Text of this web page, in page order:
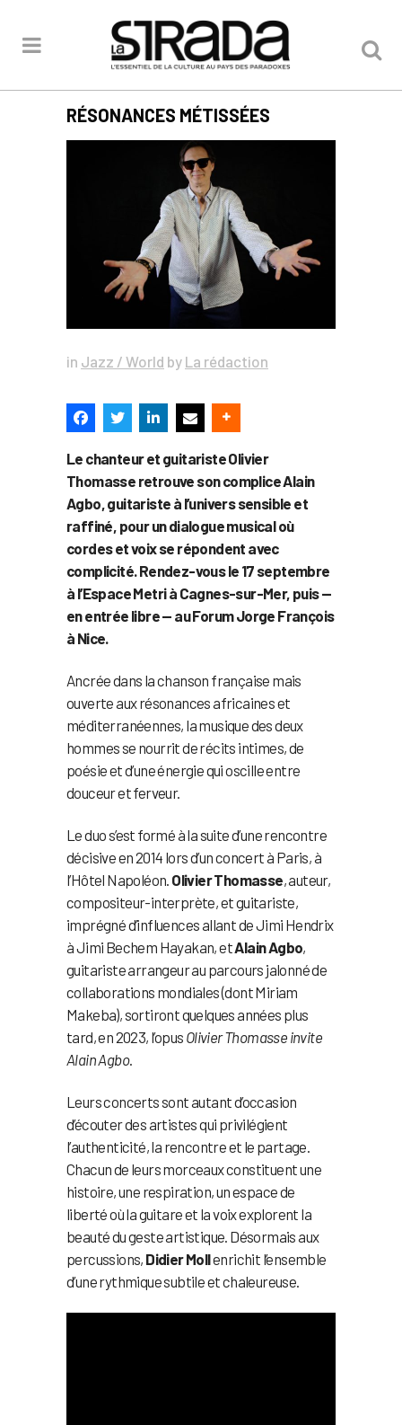
RÉSONANCES MÉTISSÉES
in Jazz / World by La rédaction
Le chanteur et guitariste Olivier
Thomasse retrouve son complice Alain
Agbo, guitariste à l’univers sensible et
raffiné, pour un dialogue musical où
cordes et voix se répondent avec
complicité. Rendez-vous le 17 septembre
à l’Espace Metri à Cagnes-sur-Mer, puis —
en entrée libre — au Forum Jorge François
à Nice.
Ancrée dans la chanson française mais
ouverte aux résonances africaines et
méditerranéennes, la musique des deux
hommes se nourrit de récits intimes, de
poésie et d’une énergie qui oscille entre
douceur et ferveur.
Le duo s’est formé à la suite d’une rencontre
décisive en 2014 lors d’un concert à Paris, à
l’Hôtel Napoléon. Olivier Thomasse, auteur,
compositeur-interprète, et guitariste,
imprégné d’influences allant de Jimi Hendrix
à Jimi Bechem Hayakan, etAlain Agbo,
guitariste arrangeur au parcours jalonné de
collaborations mondiales (dont Miriam
Makeba), sortiront quelques années plus
tard, en 2023, l’opus Olivier Thomasse invite
Alain Agbo.
Leurs concerts sont autant d’occasion
d’écouter des artistes qui privilégient
l’authenticité, la rencontre et le partage.
Chacun de leurs morceaux constituent une
histoire, une respiration, un espace de
liberté où la guitare et la voix explorent la
beauté du geste artistique. Désormais aux
percussions, Didier Mollenrichit l’ensemble
d’une rythmique subtile et chaleureuse.